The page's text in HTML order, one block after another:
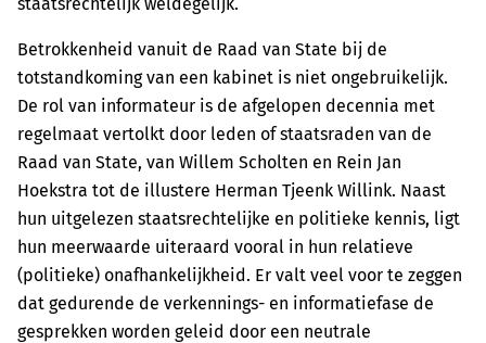
Betrokkenheid vanuit de Raad van State bij de
totstandkoming van een kabinet is niet ongebruikelijk.
De rol van informateur is de afgelopen decennia met
regelmaat vertolkt door leden of staatsraden van de
Raad van State, van Willem Scholten en Rein Jan
Hoekstra tot de illustere Herman Tjeenk Willink. Naast
hun uitgelezen staatsrechtelijke en politieke kennis, ligt
hun meerwaarde uiteraard vooral in hun relatieve
(politieke) onafhankelijkheid. Er valt veel voor te zeggen
dat gedurende de verkennings- en informatiefase de
gesprekken worden geleid door een neutrale